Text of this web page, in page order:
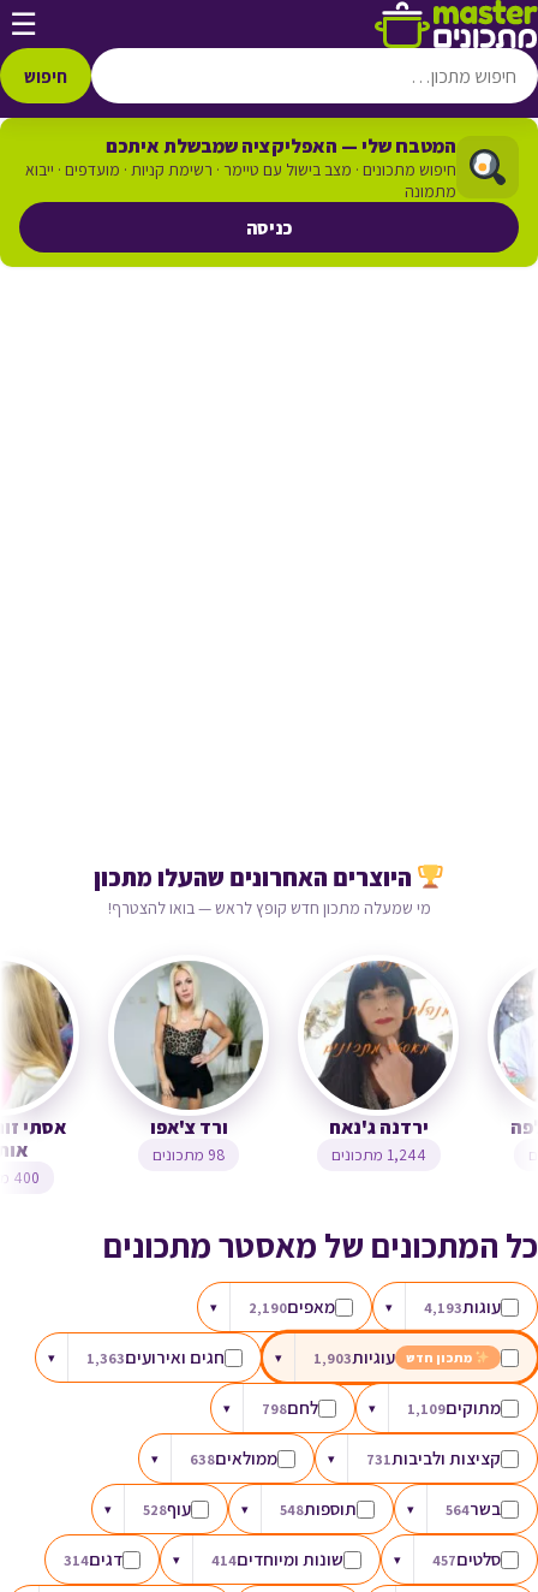
דלג לתוכן ☰
חיפוש
המטבח שלי — האפליקציה שמבשלת איתכם
חיפוש מתכונים · מצב בישול עם טיימר · רשימת קניות · מועדפים · ייבוא
מתמונה
כניסה
היוצרים האחרונים שהעלו מתכון
מי שמעלה מתכון חדש קופץ לראש — בואו להצטרף!
ורד צ'אפו ירדנה ג'נאח שף מיכה כלפה
כל המתכונים של מאסטר מתכונים
עוגות4,193
▾ מאפים2,190
▾
מתכון חדש עוגיות1,903
▾ חגים ואירועים1,363
▾
מתוקים1,109
▾ לחם798
▾
קציצות ולביבות731
▾ ממולאים638
▾
בשר564
▾ תוספות548
▾ עוף528
▾
סלטים457
▾ שונות ומיוחדים414
▾ דגים314